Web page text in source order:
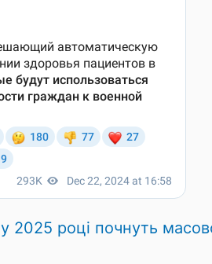
у 2025 році почнуть